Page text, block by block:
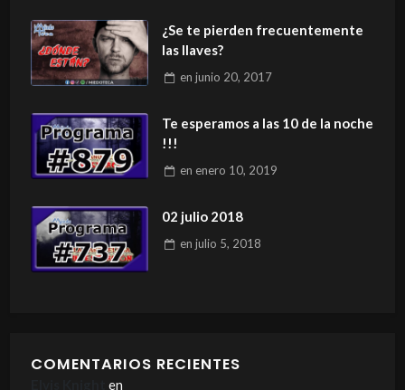
¿Se te pierden frecuentemente
las llaves?
en junio 20, 2017
Te esperamos a las 10 de la noche
!!!
en enero 10, 2019
02 julio 2018
en julio 5, 2018
COMENTARIOS RECIENTES
en